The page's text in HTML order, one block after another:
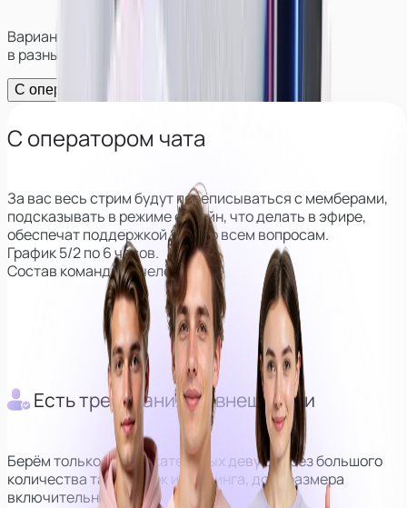
Варианты работы и возможности заработка
в разных форматах
С оператором
С оператором чата
За вас весь стрим будут переписываться с мемберами,
подсказывать в режиме онлайн, что делать в эфире,
обеспечат поддержкой 24/7 по всем вопросам.
График 5/2 по 6 часов.
Состав команды: 3 человека.
Главный куратор
Оператор
Куратор
Есть требования по внешности
Берём только привлекательных девушек без большого
количества татуировок и пирсинга, до М размера
включительно.